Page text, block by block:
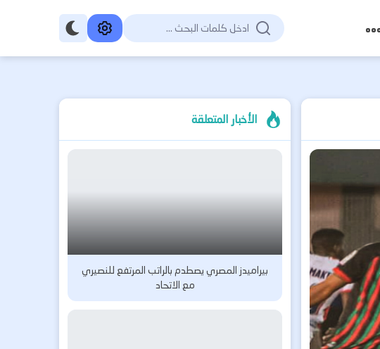
الأخبار المتعلقة
بيراميدز المصري يصطدم بالراتب المرتفع للنصيري
مع الاتحاد